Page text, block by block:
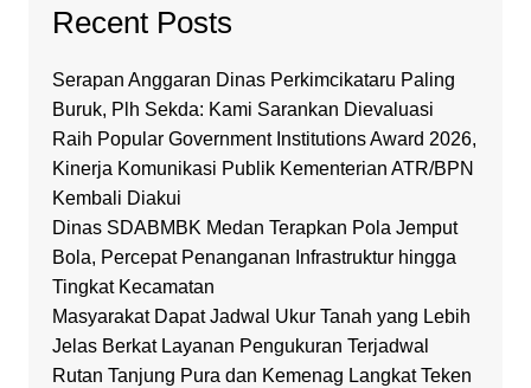
Recent Posts
Serapan Anggaran Dinas Perkimcikataru Paling
Buruk, Plh Sekda: Kami Sarankan Dievaluasi
Raih Popular Government Institutions Award 2026,
Kinerja Komunikasi Publik Kementerian ATR/BPN
Kembali Diakui
Dinas SDABMBK Medan Terapkan Pola Jemput
Bola, Percepat Penanganan Infrastruktur hingga
Tingkat Kecamatan
Masyarakat Dapat Jadwal Ukur Tanah yang Lebih
Jelas Berkat Layanan Pengukuran Terjadwal
Rutan Tanjung Pura dan Kemenag Langkat Teken